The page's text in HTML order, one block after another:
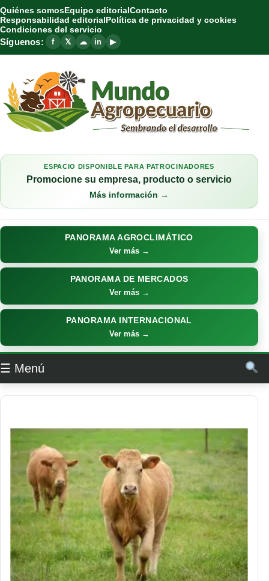
Quiénes somosEquipo editorialContacto
Responsabilidad editorialPolítica de privacidad y cookies
Condiciones del servicio
Síguenos: f 𝕏 ☁ in ▶
ESPACIO DISPONIBLE PARA PATROCINADORES
Promocione su empresa, producto o servicio
Más información →
PANORAMA AGROCLIMÁTICO
Ver más →
PANORAMA DE MERCADOS
Ver más →
PANORAMA INTERNACIONAL
Ver más →
☰ Menú